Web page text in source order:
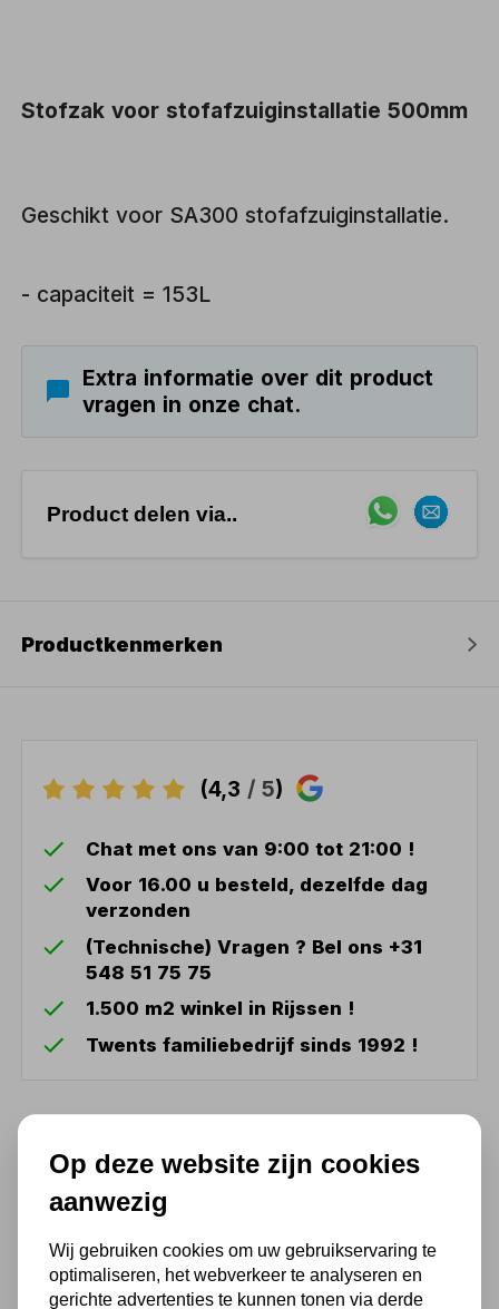
Stofzak voor stofafzuiginstallatie 500mm
Geschikt voor SA300 stofafzuiginstallatie.
- capaciteit = 153L
Extra informatie over dit product
vragen in onze chat.
Product delen via..
Productkenmerken
(4,3 / 5)
Chat met ons van 9:00 tot 21:00 !
Voor 16.00 u besteld, dezelfde dag
verzonden
(Technische) Vragen ? Bel ons +31
548 51 75 75
1.500 m2 winkel in Rijssen !
Twents familiebedrijf sinds 1992 !
Ook handig
12,10
10,00 excl. BTW
Op deze website zijn cookies
aanwezig
Wij gebruiken cookies om uw gebruikservaring te
optimaliseren, het webverkeer te analyseren en
gerichte advertenties te kunnen tonen via derde